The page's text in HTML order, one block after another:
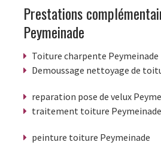
Prestations
Peymeinade
Toiture charpente Peymeinade
Demoussage nettoyage de
reparation pose de velux
traitement toiture Peymeinade
peinture toiture Peymeinade